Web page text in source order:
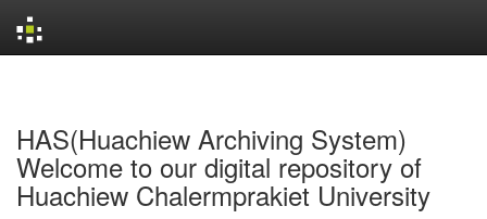
HAS(Huachiew Archiving System)
Welcome to our digital repository of
Huachiew Chalermprakiet University